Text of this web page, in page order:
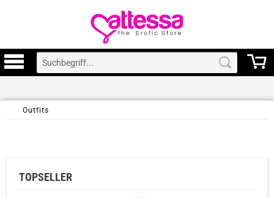
Outfits
TOPSELLER